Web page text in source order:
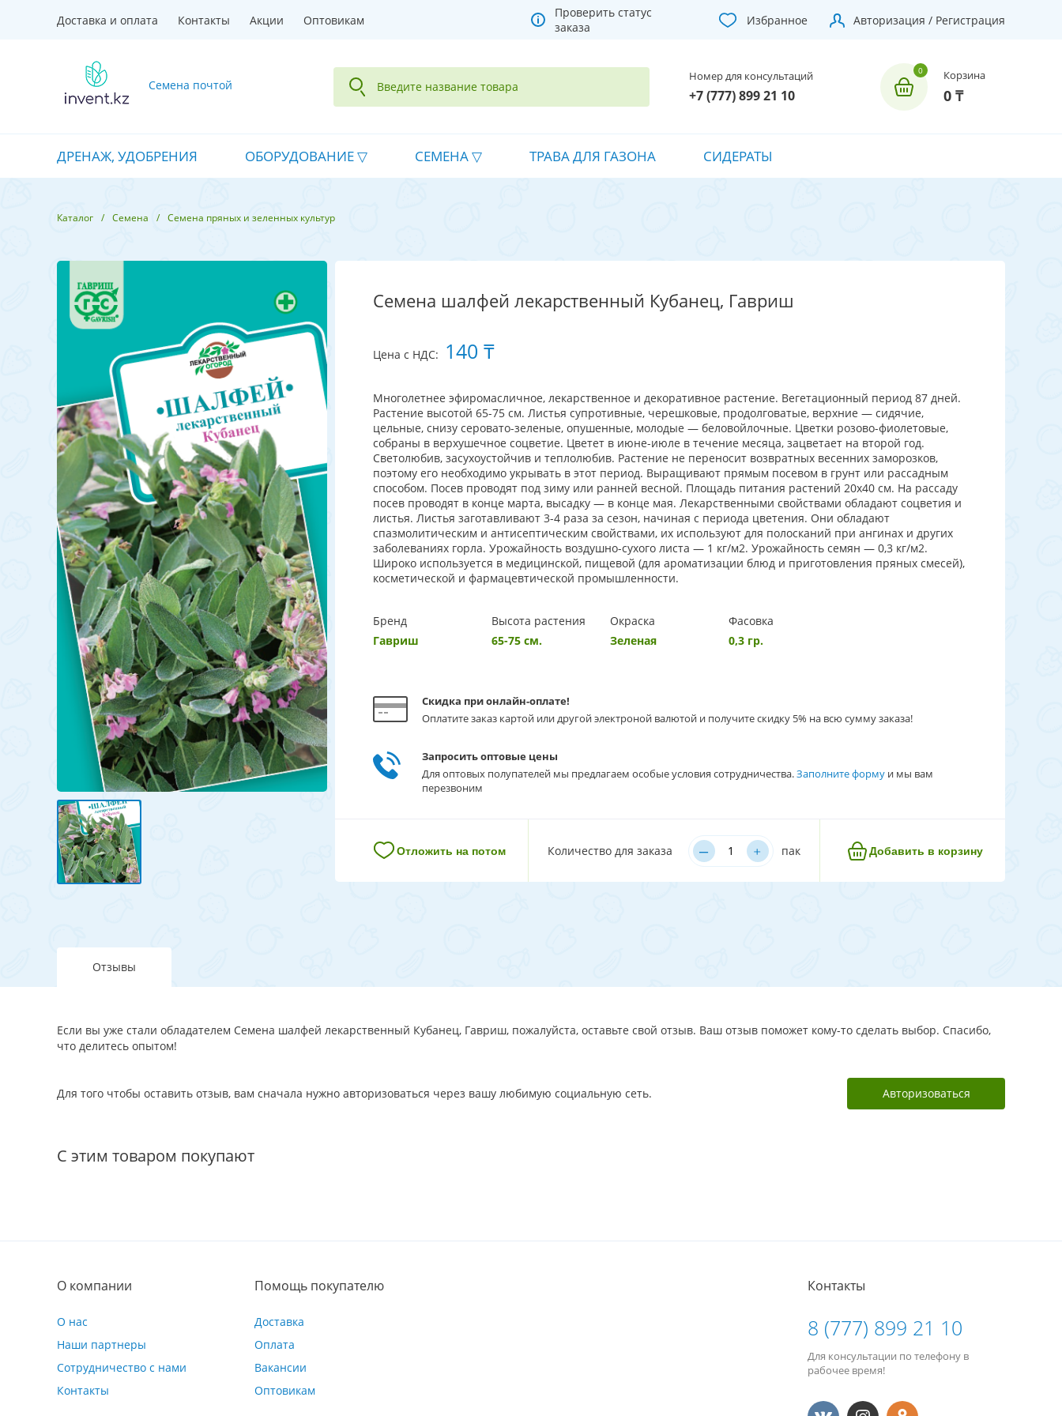
Доставка и оплата Контакты Акции Оптовикам
Проверить статус
заказа
Избранное Авторизация / Регистрация
Семена почтой
Номер для консультаций
+7 (777) 899 21 10
Корзина
0 ₸
ДРЕНАЖ, УДОБРЕНИЯ ОБОРУДОВАНИЕ СЕМЕНА ТРАВА ДЛЯ ГАЗОНА СИДЕРАТЫ
Каталог Семена Семена пряных и зеленных культур
Семена шалфей лекарственный Кубанец, Гавриш
Цена с НДС: 140 ₸
Многолетнее эфиромасличное, лекарственное и декоративное растение. Вегетационный период 87 дней.
Растение высотой 65-75 см. Листья супротивные, черешковые, продолговатые, верхние — сидячие,
цельные, снизу серовато-зеленые, опушенные, молодые — беловойлочные. Цветки розово-фиолетовые,
собраны в верхушечное соцветие. Цветет в июне-июле в течение месяца, зацветает на второй год.
Светолюбив, засухоустойчив и теплолюбив. Растение не переносит возвратных весенних заморозков,
поэтому его необходимо укрывать в этот период. Выращивают прямым посевом в грунт или рассадным
способом. Посев проводят под зиму или ранней весной. Площадь питания растений 20х40 см. На рассаду
посев проводят в конце марта, высадку — в конце мая. Лекарственными свойствами обладают соцветия и
листья. Листья заготавливают 3-4 раза за сезон, начиная с периода цветения. Они обладают
спазмолитическим и антисептическим свойствами, их используют для полосканий при ангинах и других
заболеваниях горла. Урожайность воздушно-сухого листа — 1 кг/м2. Урожайность семян — 0,3 кг/м2.
Широко используется в медицинской, пищевой (для ароматизации блюд и приготовления пряных смесей),
косметической и фармацевтической промышленности.
Бренд
Гавриш
Высота растения
65-75 см.
Окраска
Зеленая
Фасовка
0,3 гр.
Скидка при онлайн-оплате!
Оплатите заказ картой или другой электроной валютой и получите скидку 5% на всю сумму заказа!
Запросить оптовые цены
Для оптовых полупателей мы предлагаем особые условия сотрудничества.Заполните форму и мы вам
перезвоним
Отложить на потом Количество для заказа – ﹢ пак Добавить в корзину
Отзывы
Если вы уже стали обладателем Семена шалфей лекарственный Кубанец, Гавриш, пожалуйста, оставьте свой отзыв. Ваш отзыв поможет кому-то сделать выбор. Спасибо,
что делитесь опытом!
Для того чтобы оставить отзыв, вам сначала нужно авторизоваться через вашу любимую социальную сеть. Авторизоваться
С этим товаром покупают
О компании
О нас
Наши партнеры
Сотрудничество с нами
Контакты
Помощь покупателю
Доставка
Оплата
Вакансии
Оптовикам
Контакты
8 (777) 899 21 10
Для консультации по телефону в
рабочее время!